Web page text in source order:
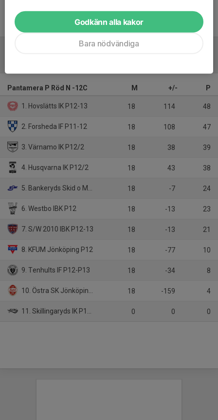
Inget referat skrivet
Pantamera P Röd N -12C M +/- P
1. Hovslätts IK P12-13 18 114 48
2. Forsheda IF P11-12 18 108 47
3. Värnamo IK P12/2 18 38 39
4. Husqvarna IK P12/2 18 43 38
5. Bankeryds Skid o MK P12/1 18 -7 24
6. Westbo IBK P12 18 -13 23
7. S/W 2010 IBK P12-13 18 -13 21
8. KFUM Jönköping P12 18 -77 10
9. Tenhults IF P12-P13 18 -34 8
10. Östra SK Jönköping P12 18 -159 4
11. Skillingaryds IK P12-13/1 0 0 0
Godkänn alla kakor
Bara nödvändiga